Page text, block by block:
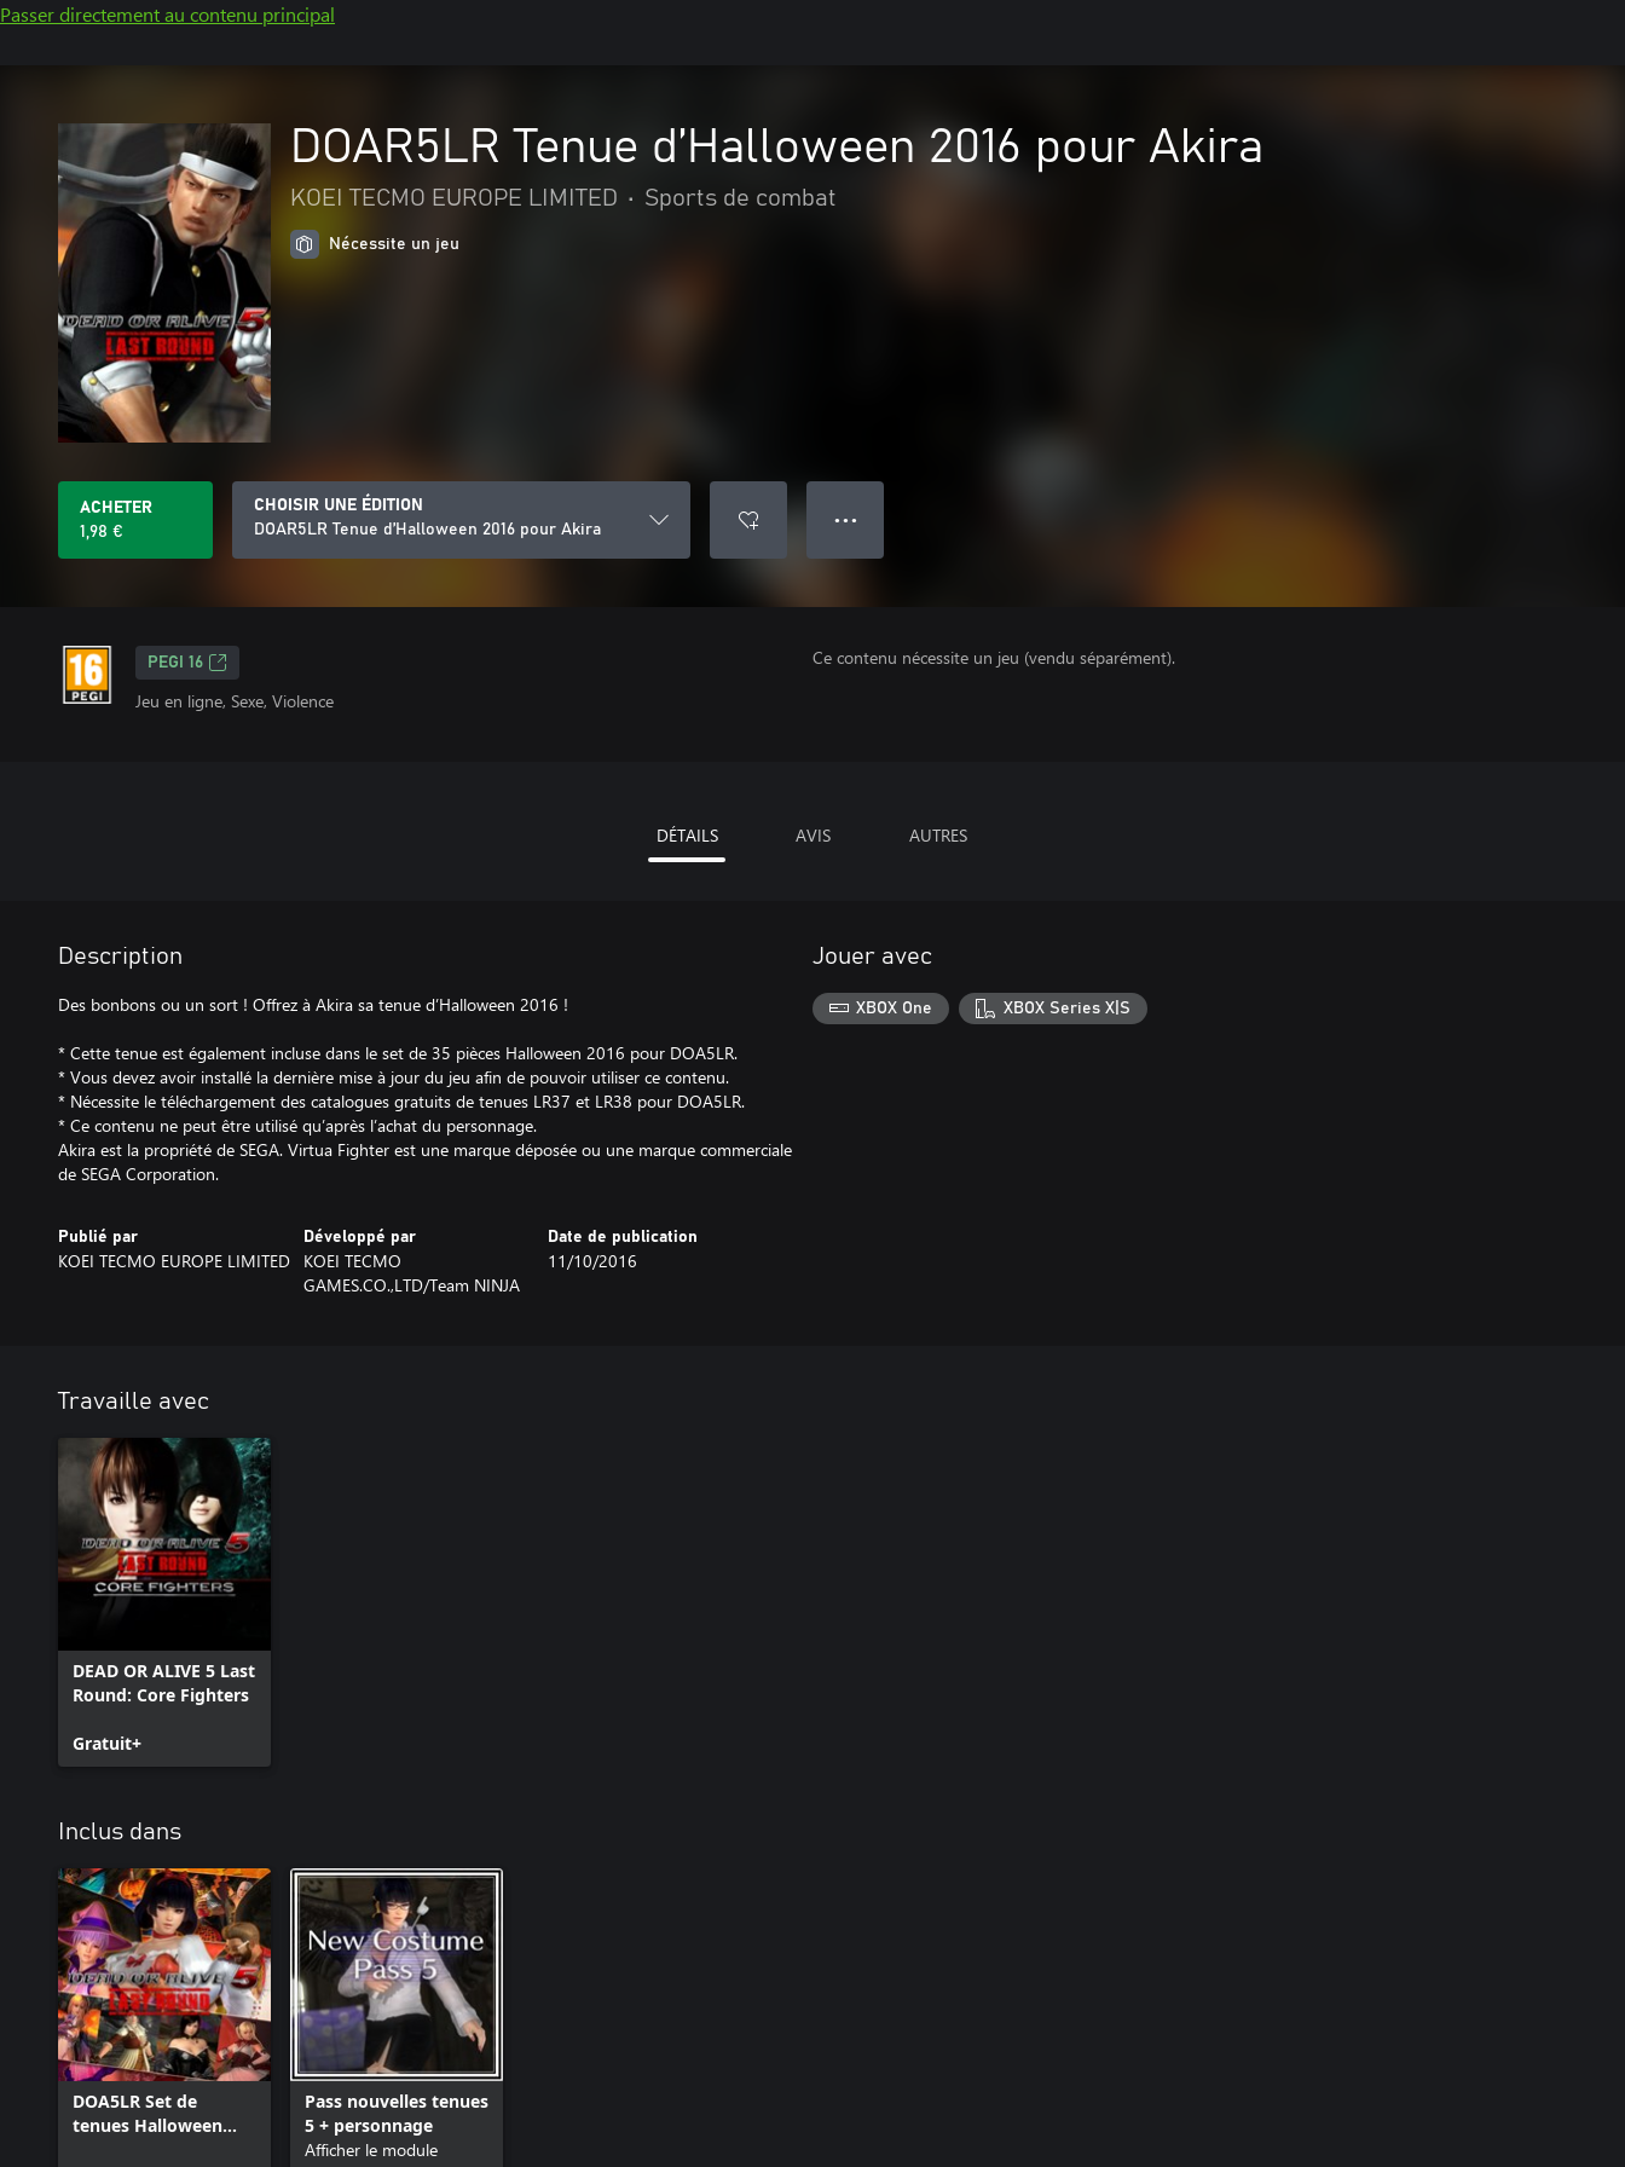
Passer directement au contenu principal
DOAR5LR Tenue d’Halloween 2016 pour Akira
KOEI TECMO EUROPE LIMITED • Sports de combat
Nécessite un jeu
ACHETER
1,98 €
CHOISIR UNE ÉDITION
DOAR5LR Tenue d’Halloween 2016 pour Akira
● ● ●
PEGI 16
Jeu en ligne, Sexe, Violence
Ce contenu nécessite un jeu (vendu séparément).
DÉTAILS AVIS AUTRES
Description
Des bonbons ou un sort ! Offrez à Akira sa tenue d’Halloween 2016 !
* Cette tenue est également incluse dans le set de 35 pièces Halloween 2016 pour DOA5LR.
* Vous devez avoir installé la dernière mise à jour du jeu afin de pouvoir utiliser ce contenu.
* Nécessite le téléchargement des catalogues gratuits de tenues LR37 et LR38 pour DOA5LR.
* Ce contenu ne peut être utilisé qu’après l’achat du personnage.
Akira est la propriété de SEGA. Virtua Fighter est une marque déposée ou une marque commerciale
de SEGA Corporation.
Publié par
KOEI TECMO EUROPE LIMITED
Développé par
KOEI TECMO
GAMES.CO.,LTD/Team NINJA
Date de publication
11/10/2016
Jouer avec
XBOX One XBOX Series X|S
Travaille avec
DEAD OR ALIVE 5 Last
Round: Core Fighters
Gratuit+
Inclus dans
DOA5LR Set de
tenues Halloween
Pass nouvelles tenues
5 + personnage
Afficher le module